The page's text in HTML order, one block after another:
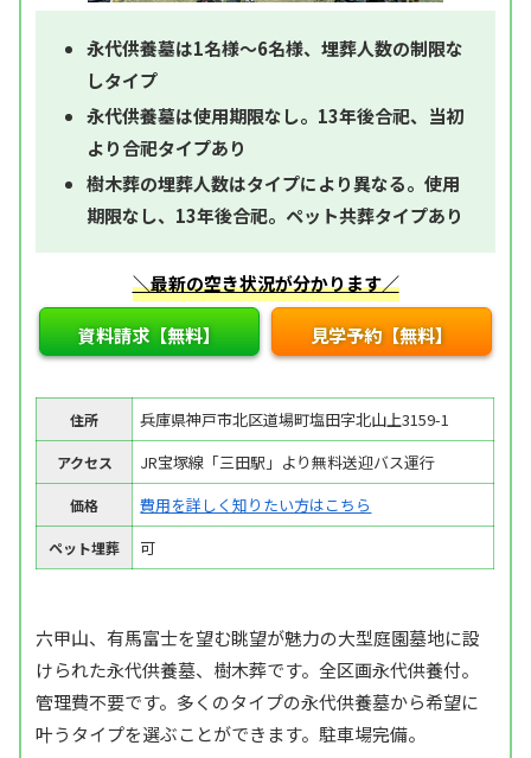
永代供養墓は1名様～6名様、埋葬人数の制限な
しタイプ
永代供養墓は使用期限なし。13年後合祀、当初
より合祀タイプあり
樹木葬の埋葬人数はタイプにより異なる。使用
期限なし、13年後合祀。ペット共葬タイプあり
＼最新の空き状況が分かります／
資料請求【無料】 見学予約【無料】
住所 兵庫県神戸市北区道場町塩田字北山上3159-1
アクセス JR宝塚線「三田駅」より無料送迎バス運行
価格 費用を詳しく知りたい方はこちら
ペット埋葬 可
六甲山、有馬富士を望む眺望が魅力の大型庭園墓地に設
けられた永代供養墓、樹木葬です。全区画永代供養付。
管理費不要です。多くのタイプの永代供養墓から希望に
叶うタイプを選ぶことができます。駐車場完備。